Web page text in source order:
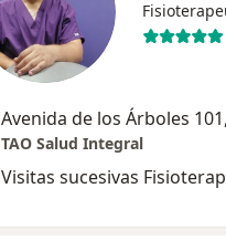
Avenida de los Árboles
TAO Salud Integral
Visitas sucesivas